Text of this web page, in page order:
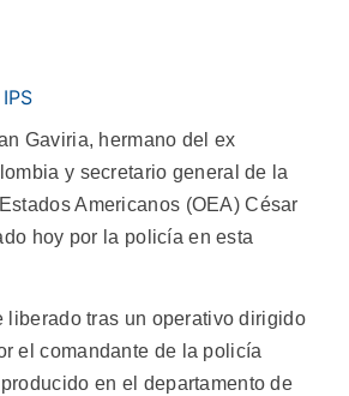
Gaviria, hermano del ex
y secretario general de la
Americanos (OEA) César
hoy por la policía en esta
liberado tras un operativo dirigido
el comandante de la policía
en el departamento de